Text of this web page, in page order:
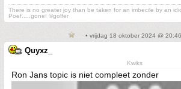
There is no greater joy than be taken for an imbecile by an
Poef.....gone! ©golfer
• vrijdag 18 oktober 2024 @
Quyxz_
Kwiks
Ron Jans topic is niet compleet zonder